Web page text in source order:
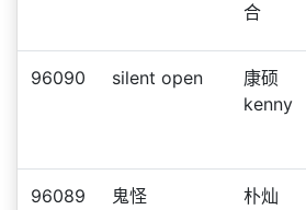
合
96090 silent open
康硕
kenny
96089 鬼怪
朴灿